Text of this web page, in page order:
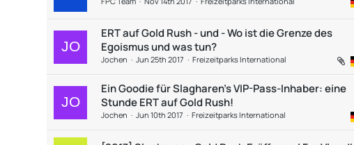
ERT auf Gold Rush - und - Wo ist die Grenze des
Egoismus und was tun?
Jochen Jun 25th 2017 Freizeitparks International
Ein Goodie für Slagharen's VIP-Pass-Inhaber: eine
Stunde ERT auf Gold Rush!
Jochen Jun 10th 2017 Freizeitparks International